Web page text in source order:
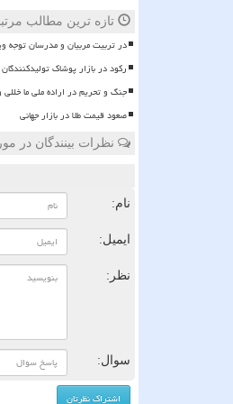
تازه ترین مطالب
در تربیت مربیان و مدرسان توجه
رکود در بازار پوشاک
جنگ و تحریم در اراده ملی ما خللی
صعود قیمت طلا در بازار جهانی
نظرات بینندگان در
نام:
ایمیل:
نظر:
سوال: